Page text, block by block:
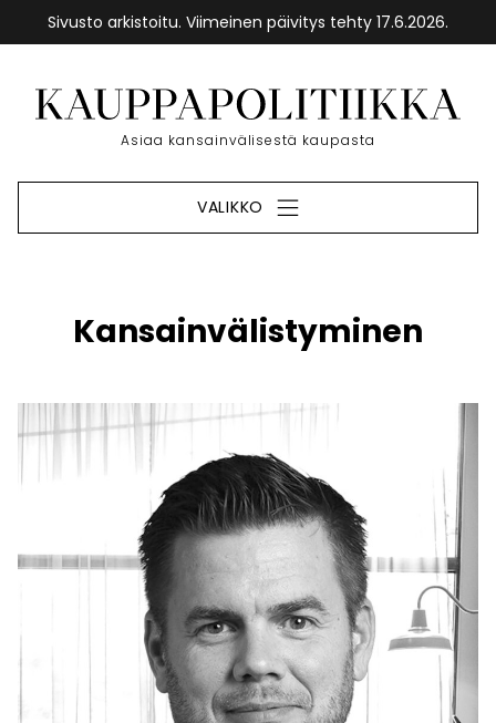
Sivusto arkistoitu. Viimeinen päivitys tehty 17.6.2026.
sisältöön
Etusivu
Asiaa kansainvälisestä kaupasta
VALIKKO
Kansainvälistyminen